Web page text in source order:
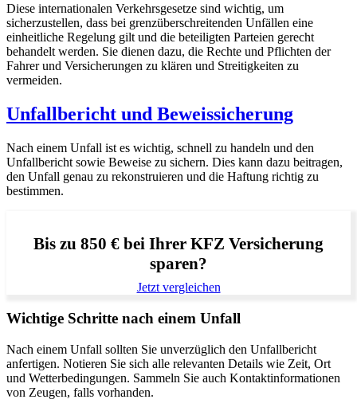
Diese internationalen Verkehrsgesetze sind wichtig, um
sicherzustellen, dass bei grenzüberschreitenden Unfällen eine
einheitliche Regelung gilt und die beteiligten Parteien gerecht
behandelt werden. Sie dienen dazu, die Rechte und Pflichten der
Fahrer und Versicherungen zu klären und Streitigkeiten zu
vermeiden.
Unfallbericht und Beweissicherung
Nach einem Unfall ist es wichtig, schnell zu handeln und den
Unfallbericht sowie Beweise zu sichern. Dies kann dazu beitragen,
den Unfall genau zu rekonstruieren und die Haftung richtig zu
bestimmen.
Bis zu 850 € bei Ihrer KFZ Versicherung
sparen?
Jetzt vergleichen
Wichtige Schritte nach einem Unfall
Nach einem Unfall sollten Sie unverzüglich den Unfallbericht
anfertigen. Notieren Sie sich alle relevanten Details wie Zeit, Ort
und Wetterbedingungen. Sammeln Sie auch Kontaktinformationen
von Zeugen, falls vorhanden.